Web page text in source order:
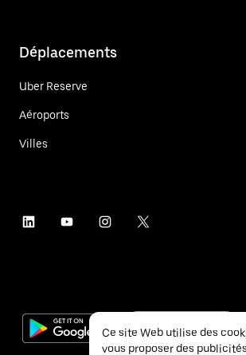
Déplacements
Uber Reserve
Aéroports
Villes
Ce site Web utilise des
vous proposer des